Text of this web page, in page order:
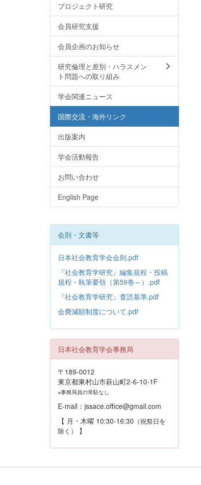
プロジェクト研究
会員研究支援
会員企画のお知らせ
研究倫理と差別・ハラスメン
ト問題への取り組み
学会関連ニュース
国際交流・海外リンク
出版案内
学会活動報告
お問い合わせ
English Page
会則・文書等
日本社会教育学会会則.pdf
『社会教育学研究』編集規程・投稿
規程・執筆要領（第59巻～）.pdf
『社会教育学研究』査読基準.pdf
会費減額制度について.pdf
日本社会教育学会事務局
〒189-0012
東京都東村山市萩山町2-6-10-1F
※事務局員の常駐なし
E-mail：jssace.office@gmail.com
【 月・木曜 10:30-16:30 （祝祭日を
除く）
】